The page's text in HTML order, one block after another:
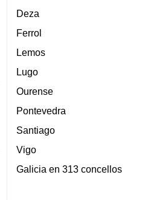
Deza
Ferrol
Lemos
Lugo
Ourense
Pontevedra
Santiago
Vigo
Galicia en 313 concellos